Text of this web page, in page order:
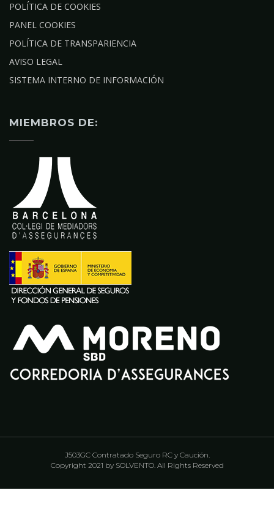
POLÍTICA DE COOKIES
PANEL COOKIES
POLÍTICA DE TRANSPARIENCIA
AVISO LEGAL
SISTEMA INTERNO DE INFORMACIÓN
MIEMBROS DE:
J503GC Contratado Seguro RC y Caución.
Copyright 2021 by SOLVENTO. All Rights Reserved